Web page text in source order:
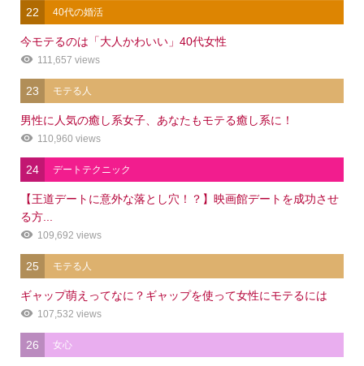
22 40代の婚活
今モテるのは「大人かわいい」40代女性
111,657 views
23 モテる人
男性に人気の癒し系女子、あなたもモテる癒し系に！
110,960 views
24 デートテクニック
【王道デートに意外な落とし穴！？】映画館デートを成功させ
る方...
109,692 views
25 モテる人
ギャップ萌えってなに？ギャップを使って女性にモテるには
107,532 views
26 女心